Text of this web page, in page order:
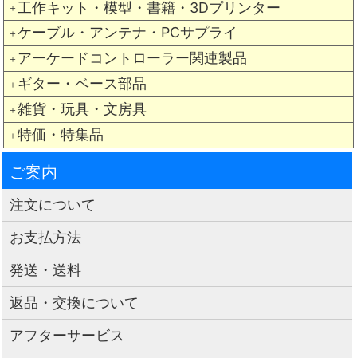
＋ 工作キット・模型・書籍・3Dプリンター
＋ ケーブル・アンテナ・PCサプライ
＋ アーケードコントローラー関連製品
＋ ギター・ベース部品
＋ 雑貨・玩具・文房具
＋ 特価・特集品
ご案内
注文について
お支払方法
発送・送料
返品・交換について
アフターサービス